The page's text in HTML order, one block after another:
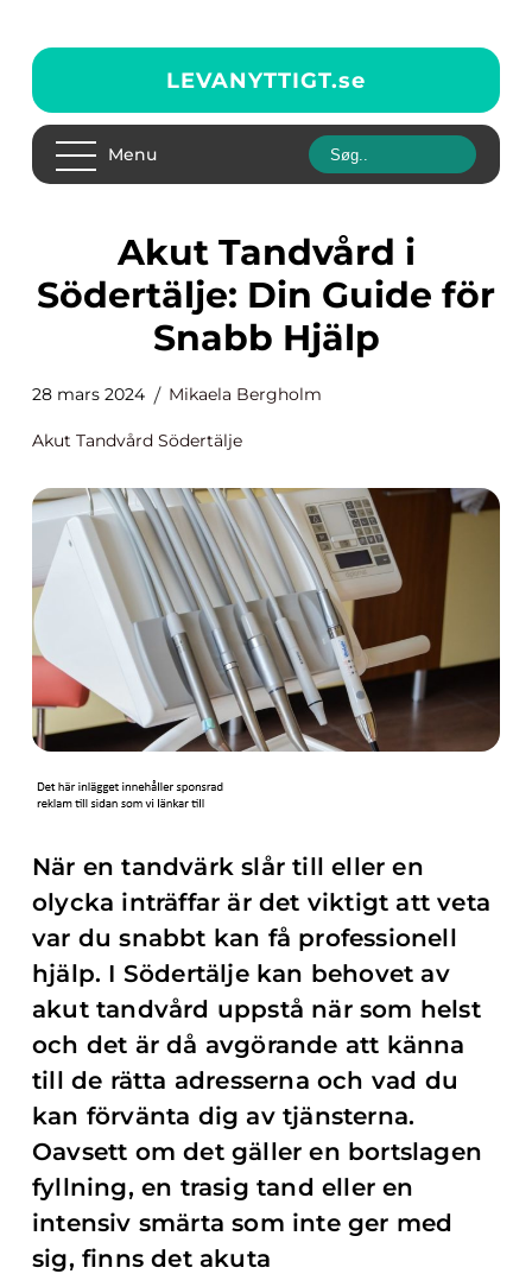
LEVANYTTIGT.se
Menu
Akut Tandvård i
Södertälje: Din Guide för
Snabb Hjälp
28 mars 2024 Mikaela Bergholm
Akut Tandvård Södertälje
När en tandvärk slår till eller en
olycka inträffar är det viktigt att veta
var du snabbt kan få professionell
hjälp. I Södertälje kan behovet av
akut tandvård uppstå när som helst
och det är då avgörande att känna
till de rätta adresserna och vad du
kan förvänta dig av tjänsterna.
Oavsett om det gäller en bortslagen
fyllning, en trasig tand eller en
intensiv smärta som inte ger med
sig, finns det akuta